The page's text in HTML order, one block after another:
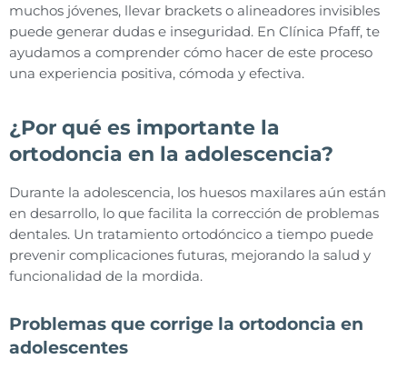
muchos jóvenes, llevar brackets o alineadores invisibles
puede generar dudas e inseguridad. En Clínica Pfaff, te
ayudamos a comprender cómo hacer de este proceso
una experiencia positiva, cómoda y efectiva.
¿Por qué es importante la
ortodoncia en la adolescencia?
Durante la adolescencia, los huesos maxilares aún están
en desarrollo, lo que facilita la corrección de problemas
dentales. Un tratamiento ortodóncico a tiempo puede
prevenir complicaciones futuras, mejorando la salud y
funcionalidad de la mordida.
Problemas que corrige la ortodoncia en
adolescentes